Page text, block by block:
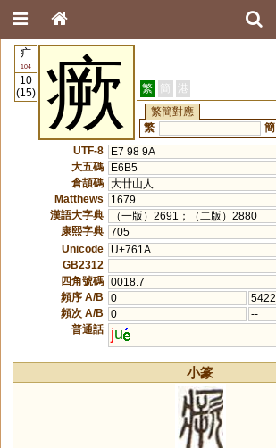
疒
104
10
(15)
瘚 繁 簡 港
繁簡對應
繁
簡
UTF-8
E7 98 9A
大五碼
E6B5
倉頡碼 大廿山人
Matthews
1679
漢語大字典
（一版）2691；（二版）2880
康熙字典 705
Unicode
U+761A
GB2312
四角號碼 0018.7
頻序 A/B
0
5422
頻次 A/B
0
--
普通話
ju
小篆